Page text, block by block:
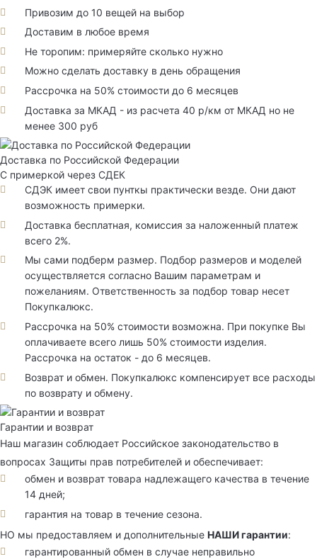
Привозим до 10 вещей на выбор
Доставим в любое время
Не торопим: примеряйте сколько нужно
Можно сделать доставку в день обращения
Рассрочка на 50% стоимости до 6 месяцев
Доставка за МКАД - из расчета 40 р/км от МКАД но не
менее 300 руб
Доставка по Российской Федерации
С примеркой через СДЕК
СДЭК имеет свои пунткы практически везде. Они дают
возможность примерки.
Доставка бесплатная, комиссия за наложенный платеж
всего 2%.
Мы сами подберм размер. Подбор размеров и моделей
осуществляется согласно Вашим параметрам и
пожеланиям. Ответственность за подбор товар несет
Покупкалюкс.
Рассрочка на 50% стоимости возможна. При покупке Вы
оплачиваете всего лишь 50% стоимости изделия.
Рассрочка на остаток - до 6 месяцев.
Возврат и обмен. Покупкалюкс компенсирует все расходы
по возврату и обмену.
Гарантии и возврат
Наш магазин соблюдает Российское законодательство в
вопросах Защиты прав потребителей и обеспечивает:
обмен и возврат товара надлежащего качества в течение
14 дней;
гарантия на товар в течение сезона.
НО мы предоставляем и дополнительные НАШИ гарантии:
гарантированный обмен в случае неправильно